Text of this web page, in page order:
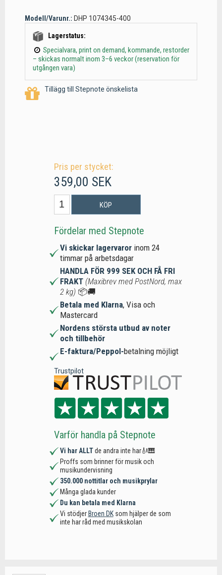
Modell/Varunr.: DHP 1074345-400
Lagerstatus:
Specialvara, print on demand, kommande, restorder
– skickas normalt inom 3–6 veckor (reservation för
utgången vara)
Tillägg till Stepnote önskelista
Pris per stycket:
359,00 SEK
KÖP
Fördelar med Stepnote
Vi skickar lagervaror inom 24
timmar på arbetsdagar
HANDLA FÖR 999 SEK OCH FÅ FRI
FRAKT (Maxibrev med PostNord, max
2 kg) 📦🚚
Betala med Klarna, Visa och
Mastercard
Nordens största utbud av noter
och tillbehör
E-faktura/Peppol-betalning möjligt
Trustpilot
Varför handla på Stepnote
Vi har ALLTde andra inte har🎻🎹
Proffs som brinner för musik och
musikundervisning
350.000 nottitlar och musikprylar
Många glada kunder
Du kan betala med Klarna
Vi stödjer Broen DKsom hjälper de som
inte har råd med musikskolan